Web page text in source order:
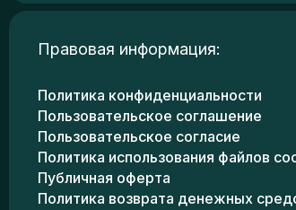
Правовая информация:
Политика конфиденциальности
Пользовательское соглашение
Пользовательское согласие
Политика использования файлов
Публичная оферта
Политика возврата денежных